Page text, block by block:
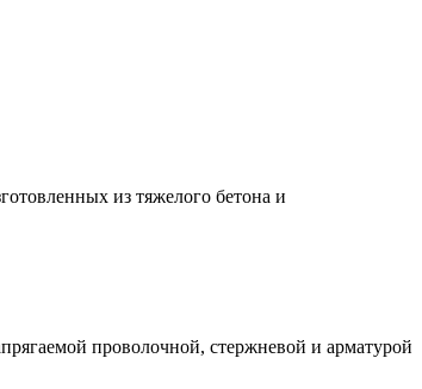
из тяжелого бетона и
проволочной, стержневой и арматурой